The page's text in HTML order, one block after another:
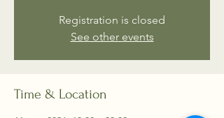
Registration is closed
See other events
Time & Location